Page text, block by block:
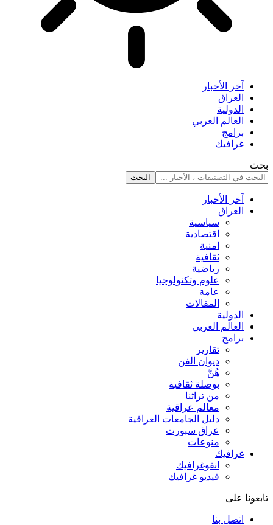
آخر الأخبار
العراق
الدولية
العالم العربي
برامج
غرافيك
بحث
آخر الأخبار
العراق
سياسية
اقتصادية
امنية
ثقافية
رياضية
علوم وتكنولوجيا
عامة
المقالات
الدولية
العالم العربي
برامج
تقارير
ديوان الفن
هُنَّ
بوصلة ثقافية
من تراثنا
معالم عراقية
دليل الجامعات العراقية
عراق سبورت
منوعات
غرافيك
انفوغرافيك
فيديو غرافيك
تابعونا على
اتصل بنا